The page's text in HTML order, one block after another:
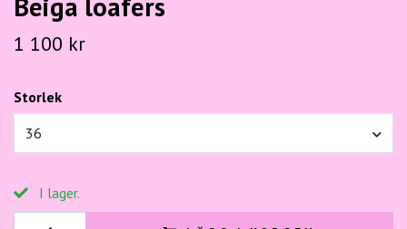
Beiga loafers
1 100 kr
Storlek
36
I lager.